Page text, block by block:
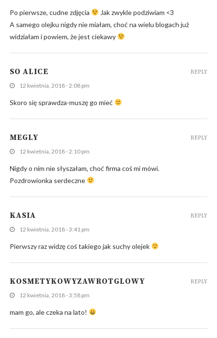
Po pierwsze, cudne zdjęcia
Jak zwykle podziwiam <3
A samego olejku nigdy nie miałam, choć na wielu blogach już
widziałam i powiem, że jest ciekawy
SO ALICE
12 kwietnia, 2018 - 2:08 pm
Skoro się sprawdza-muszę go mieć
REPLY
MEGLY
12 kwietnia, 2018 - 2:10 pm
Nigdy o nim nie słyszałam, choć firma coś mi mówi.
Pozdrowionka serdeczne
REPLY
KASIA
12 kwietnia, 2018 - 3:41 pm
Pierwszy raz widzę coś takiego jak suchy olejek
REPLY
KOSMETYKOWYZAWROTGLOWY
12 kwietnia, 2018 - 3:58 pm
mam go, ale czeka na lato!
REPLY